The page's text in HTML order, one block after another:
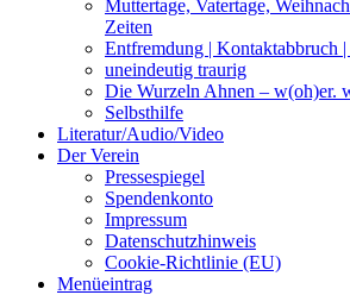
Muttertage, Vatertage,
Zeiten
Entfremdung | Kontaktabbruch
uneindeutig traurig
Die Wurzeln Ahnen – w(oh)er.
Selbsthilfe
Literatur/Audio/Video
Der Verein
Pressespiegel
Spendenkonto
Impressum
Datenschutzhinweis
Cookie-Richtlinie (EU)
Menüeintrag